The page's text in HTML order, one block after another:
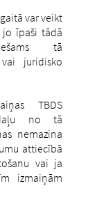
var veikt
jo īpaši tādā
tā
juridisko
TBDS
no tā
nemazina
attiecībā
vai ja
izmaiņām